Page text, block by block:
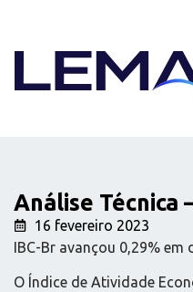
Análise Técnica
16 fevereiro 2023
IBC-Br avançou 0,29% em
O Índice de Atividade